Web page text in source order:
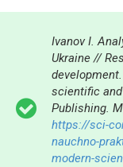
Ivanov I.
Ukraine //
scientific
Publishing.
https://sci-
nauchno-
modern-